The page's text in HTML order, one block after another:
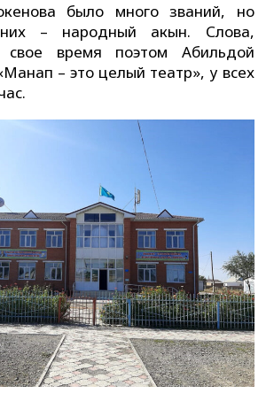
было много званий, но
– народный акын. Слова,
свое время поэтом Абильдой
– это целый театр», у всех